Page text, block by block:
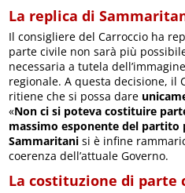
La replica di
Il consigliere del Carroccio ha
parte civile non sarà più
necessaria a tutela
regionale. A questa decisione, il
ritiene che si possa dare
«Non ci si poteva costituire
massimo esponente del partito
Sammaritani si è infine
coerenza dell’attuale Governo.
La costituzione di parte